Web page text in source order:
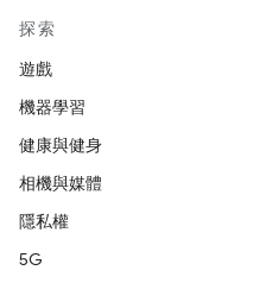
探索
遊戲
機器學習
健康與健身
相機與媒體
隱私權
5G